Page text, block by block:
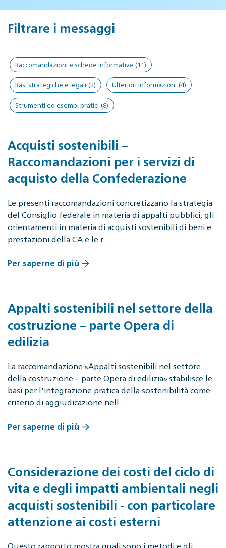
Filtrare i messaggi
Raccomandazioni e schede informative (11)
Basi strategiche e legali (2) Ulteriori informazioni (4)
Strumenti ed esempi pratici (8)
Acquisti sostenibili –
Raccomandazioni per i servizi di
acquisto della Confederazione
Le presenti raccomandazioni concretizzano la strategia
del Consiglio federale in materia di appalti pubblici, gli
orientamenti in materia di acquisti sostenibili di beni e
prestazioni della CA e le r…
Per saperne di più
Appalti sostenibili nel settore della
costruzione – parte Opera di
edilizia
La raccomandazione «Appalti sostenibili nel settore
della costruzione – parte Opera di edilizia» stabilisce le
basi per l'integrazione pratica della sostenibilità come
criterio di aggiudicazione nell…
Per saperne di più
Considerazione dei costi del ciclo di
vita e degli impatti ambientali negli
acquisti sostenibili - con particolare
attenzione ai costi esterni
Questo rapporto mostra quali sono i metodi e gli